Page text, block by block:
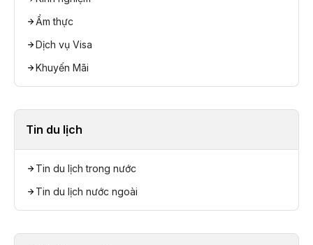
Ẩm thực
Dịch vụ Visa
Khuyến Mãi
Tin du lịch
Tin du lịch trong nước
Tin du lịch nước ngoài